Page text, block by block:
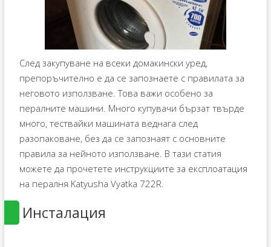
След закупуване на всеки домакински уред,
препоръчително е да се запознаете с правилата за
неговото използване. Това важи особено за
пералните машини. Много купувачи бързат твърде
много, тествайки машината веднага след
разопаковане, без да се запознаят с основните
правила за нейното използване. В тази статия
можете да прочетете инструкциите за експлоатация
на пералня Katyusha Vyatka 722R.
Инсталация